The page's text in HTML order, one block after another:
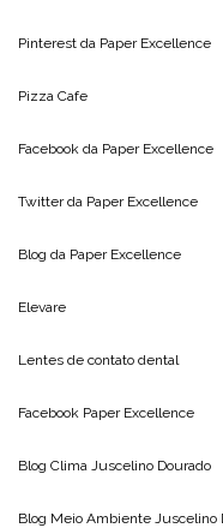
Pinterest da Paper Excellence
Pizza Cafe
Facebook da Paper Excellence
Twitter da Paper Excellence
Blog da Paper Excellence
Elevare
Lentes de contato dental
Facebook Paper Excellence
Blog Clima Juscelino Dourado
Blog Meio Ambiente Juscelino